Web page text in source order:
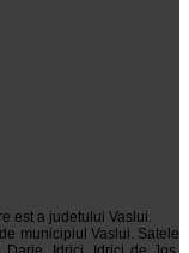
est a judetului Vaslui.
municipiul Vaslui. Satele